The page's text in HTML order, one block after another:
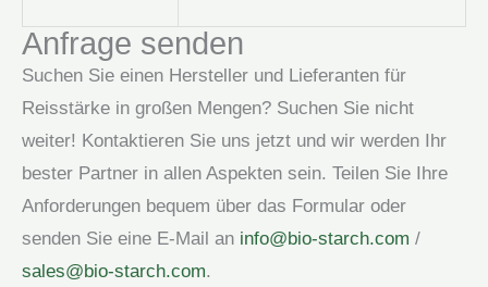
Anfrage senden
Suchen Sie einen Hersteller und Lieferanten für
Reisstärke in großen Mengen? Suchen Sie nicht
weiter! Kontaktieren Sie uns jetzt und wir werden Ihr
bester Partner in allen Aspekten sein. Teilen Sie Ihre
Anforderungen bequem über das Formular oder
senden Sie eine E-Mail an info@bio-starch.com /
sales@bio-starch.com.